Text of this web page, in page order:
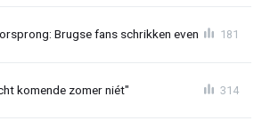
Brugse fans schrikken even 181
komende zomer niét" 314